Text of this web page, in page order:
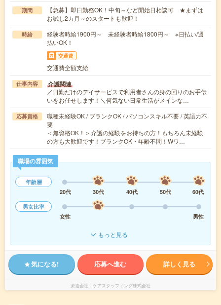
期間
【急募】即日勤務OK！中旬～など開始日相談可 ★まずは
お試し2カ月～のスタートも歓迎！
時給
経験者時給1900円～ 未経験者時給1800円～ ※日払い/週
払いOK！
交通費
交通費全額支給
仕事内容 介護関連
／日勤だけのデイサービスで利用者さんの身の回りのお手伝
いをお任せします！＼何気ない日常生活がメインな…
応募資格
職種未経験OK / ブランクOK / パソコンスキル不要 / 英語力不
要
＜無資格OK！＞介護の経験をお持ちの方！もちろん未経験
の方も大歓迎です！ブランクOK・年齢不問！Wワ…
職場の雰囲気
年齢層
20代
30代 40代 50代
60代
男女比率
女性
男性
もっと見る
気になる! 応募へ進む 詳しく見る
派遣会社 ケアスタッフィング株式会社